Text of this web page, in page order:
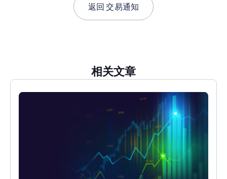
返回交易通知
相关文章